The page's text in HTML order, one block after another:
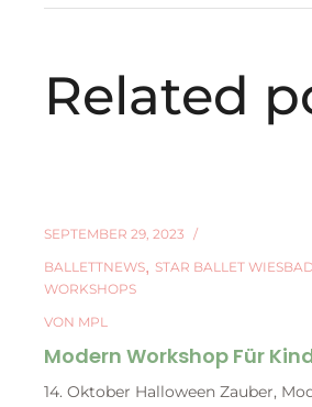
Related
SEPTEMBER 29, 2023
BALLETTNEWS
STAR BALLET
WORKSHOPS
VON MPL
Modern Workshop Für
14. Oktober Halloween Zauber,